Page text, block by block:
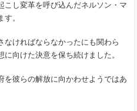
こし変革を呼び込んだネルソン・マ
。
なければならなかったにも関わら
向けた決意を保ち続けました。
を彼らの解放に向かわせようではあ